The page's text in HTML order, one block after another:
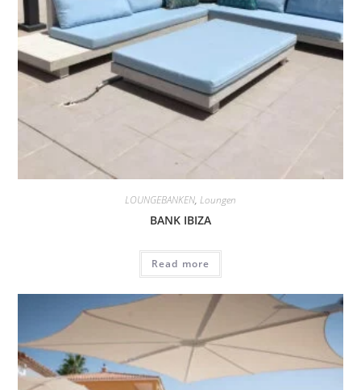
LOUNGEBANKEN, Loungen
BANK IBIZA
Read more